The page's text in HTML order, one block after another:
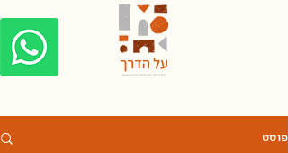
פוסט